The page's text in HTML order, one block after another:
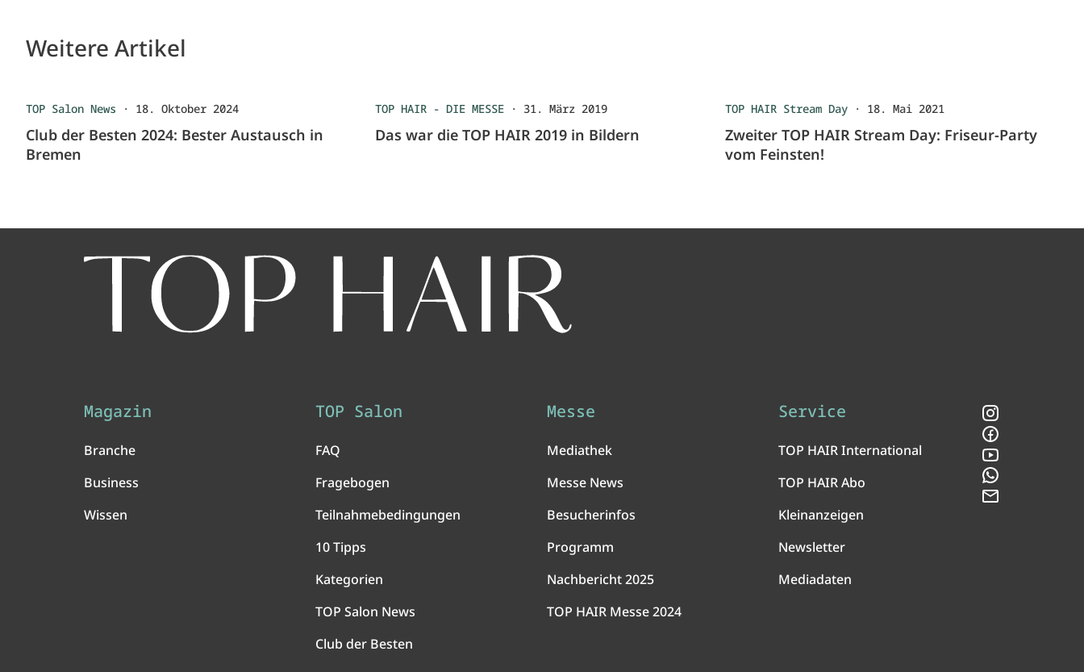
Weitere Artikel
TOP Salon News · 18. Oktober 2024
Club der Besten 2024: Bester Austausch in
Bremen
TOP HAIR - DIE MESSE · 31. März 2019
Das war die TOP HAIR 2019 in Bildern
TOP HAIR Stream Day· 18. Mai 2021
Zweiter TOP HAIR Stream Day: Friseur-Party
vom Feinsten!
Magazin
Branche
Business
Wissen
TOP Salon
FAQ
Fragebogen
Teilnahmebedingungen
10 Tipps
Kategorien
TOP Salon News
Club der Besten
Messe
Mediathek
Messe News
Besucherinfos
Programm
Nachbericht 2025
TOP HAIR Messe 2024
Service
TOP HAIR International
TOP HAIR Abo
Kleinanzeigen
Newsletter
Mediadaten